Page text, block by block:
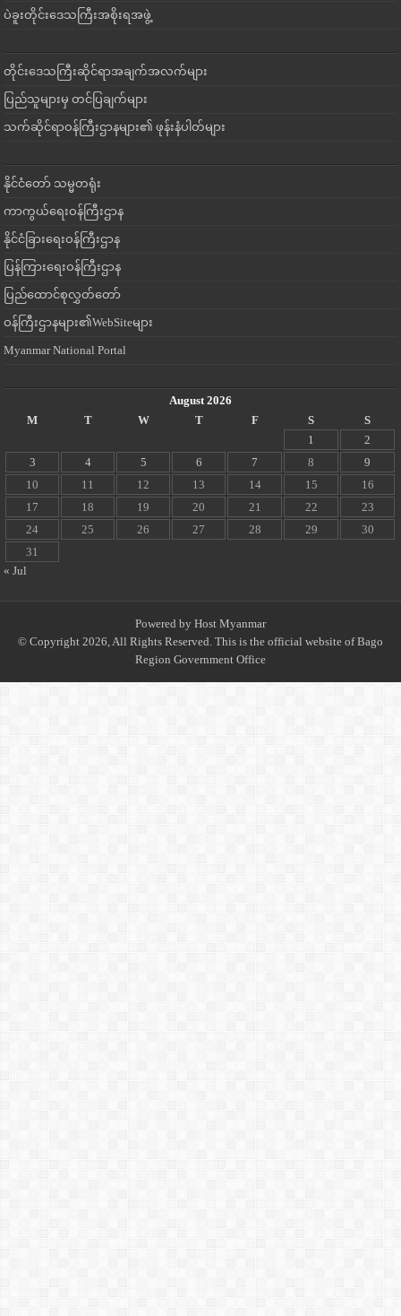
ပဲခူးတိုင်းဒေသကြီးအစိုးရအဖွဲ့
တိုင်းဒေသကြီးဆိုင်ရာအချက်အလက်များ
ပြည်သူများမှ တင်ပြချက်များ
သက်ဆိုင်ရာဝန်ကြီးဌာနများ၏ ဖုန်းနံပါတ်များ
နိုင်ငံတော် သမ္မတရုံး
ကာကွယ်ရေးဝန်ကြီးဌာန
နိုင်ငံခြားရေးဝန်ကြီးဌာန
ပြန်ကြားရေးဝန်ကြီးဌာန
ပြည်ထောင်စုလွှတ်တော်
ဝန်ကြီးဌာနများ၏WebSiteများ
Myanmar National Portal
August 2026
M
T W T F S
S
1
2
3
4 5 6 7 8
9
10
11 12 13 14 15
16
17
18 19 20 21 22
23
24
25 26 27 28 29
30
31
« Jul
Powered by Host Myanmar
© Copyright 2026, All Rights Reserved. This is the official website of Bago
Region Government Office